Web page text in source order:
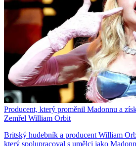
Producent, který proměnil Madonnu a
Zemřel William Orbit
Britský hudebník a producent William
který spolupracoval s umělci jako